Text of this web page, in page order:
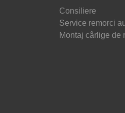
Consiliere
Service remorci
Montaj cârlige de